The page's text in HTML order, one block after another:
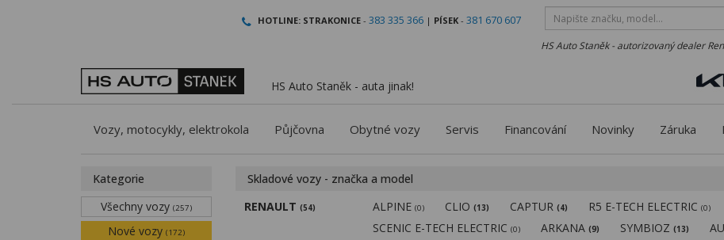
HOTLINE: STRAKONICE - 383 335 366 | PÍSEK - 381 670 607
HS Auto Staněk - autorizovaný dealer
HS Auto Staněk - auta jinak!
Vozy, motocykly, elektrokola Půjčovna Obytné vozy Servis Financování Novinky Záruka
Kategorie
Všechny vozy (257)
Nové vozy (172)
Skladové vozy - značka a model
RENAULT (54) ALPINE(0) CLIO(13) CAPTUR(4) R5 E-TECH ELECTRIC(0)
SCENIC E-TECH ELECTRIC(0) ARKANA(9) SYMBIOZ(13)